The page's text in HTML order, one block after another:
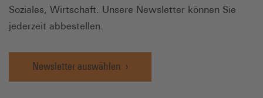
Soziales, Wirtschaft. Unsere Newsletter können Sie
jederzeit abbestellen.
Newsletter auswählen